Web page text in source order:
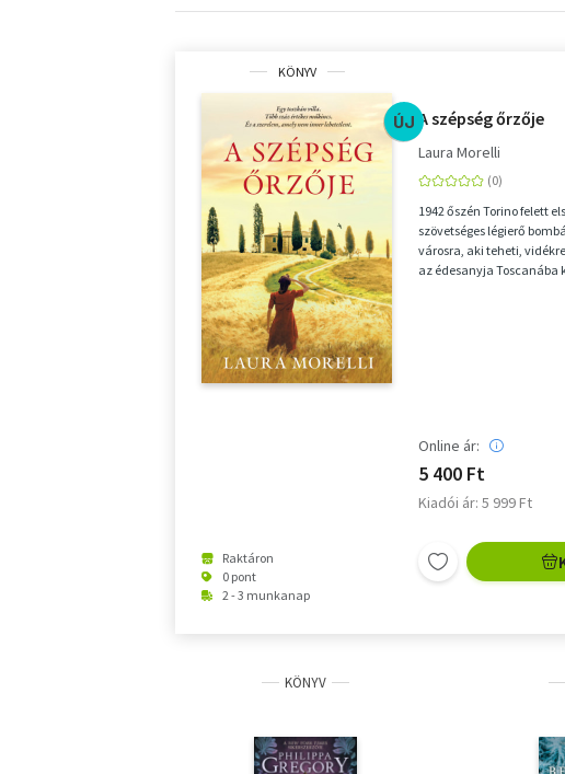
KÖNYV
ÚJ
Raktáron
0 pont
2 - 3 munkanap
A szépség őrzője
Laura Morelli
1942 őszén Torino felett
szövetséges légierő
városra, aki teheti,
az édesanyja
Online ár:
5 400 Ft
Kiadói ár: 5 999 Ft
KÖNYV